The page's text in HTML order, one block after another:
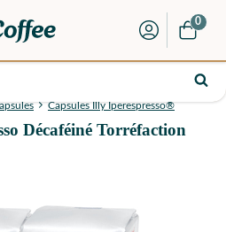
0
Capsules Illy Iperespresso®
Décaféiné Torréfaction